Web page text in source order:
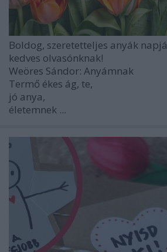
Boldog, szeretetteljes anyák
kedves olvasónknak!
Weöres Sándor: Anyámnak
Termő ékes ág, te,
jó anya,
életemnek ...